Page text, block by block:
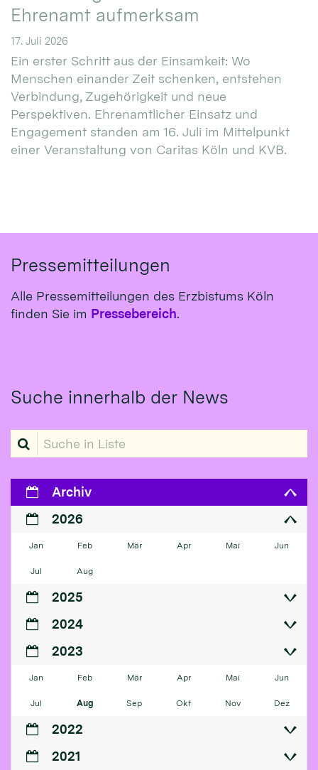
Ehrenamt aufmerksam
17. Juli 2026
Ein erster Schritt aus der Einsamkeit: Wo
Menschen einander Zeit schenken, entstehen
Verbindung, Zugehörigkeit und neue
Perspektiven. Ehrenamtlicher Einsatz und
Engagement standen am 16. Juli im Mittelpunkt
einer Veranstaltung von Caritas Köln und KVB.
Pressemitteilungen
Alle Pressemitteilungen des Erzbistums Köln
finden Sie im Pressebereich.
Suche innerhalb der News
Suche in Liste
Archiv
2026
Jan Feb Mär Apr Mai Jun
Jul Aug
2025
2024
2023
Jan Feb Mär Apr Mai Jun
Jul Aug Sep Okt Nov Dez
2022
2021